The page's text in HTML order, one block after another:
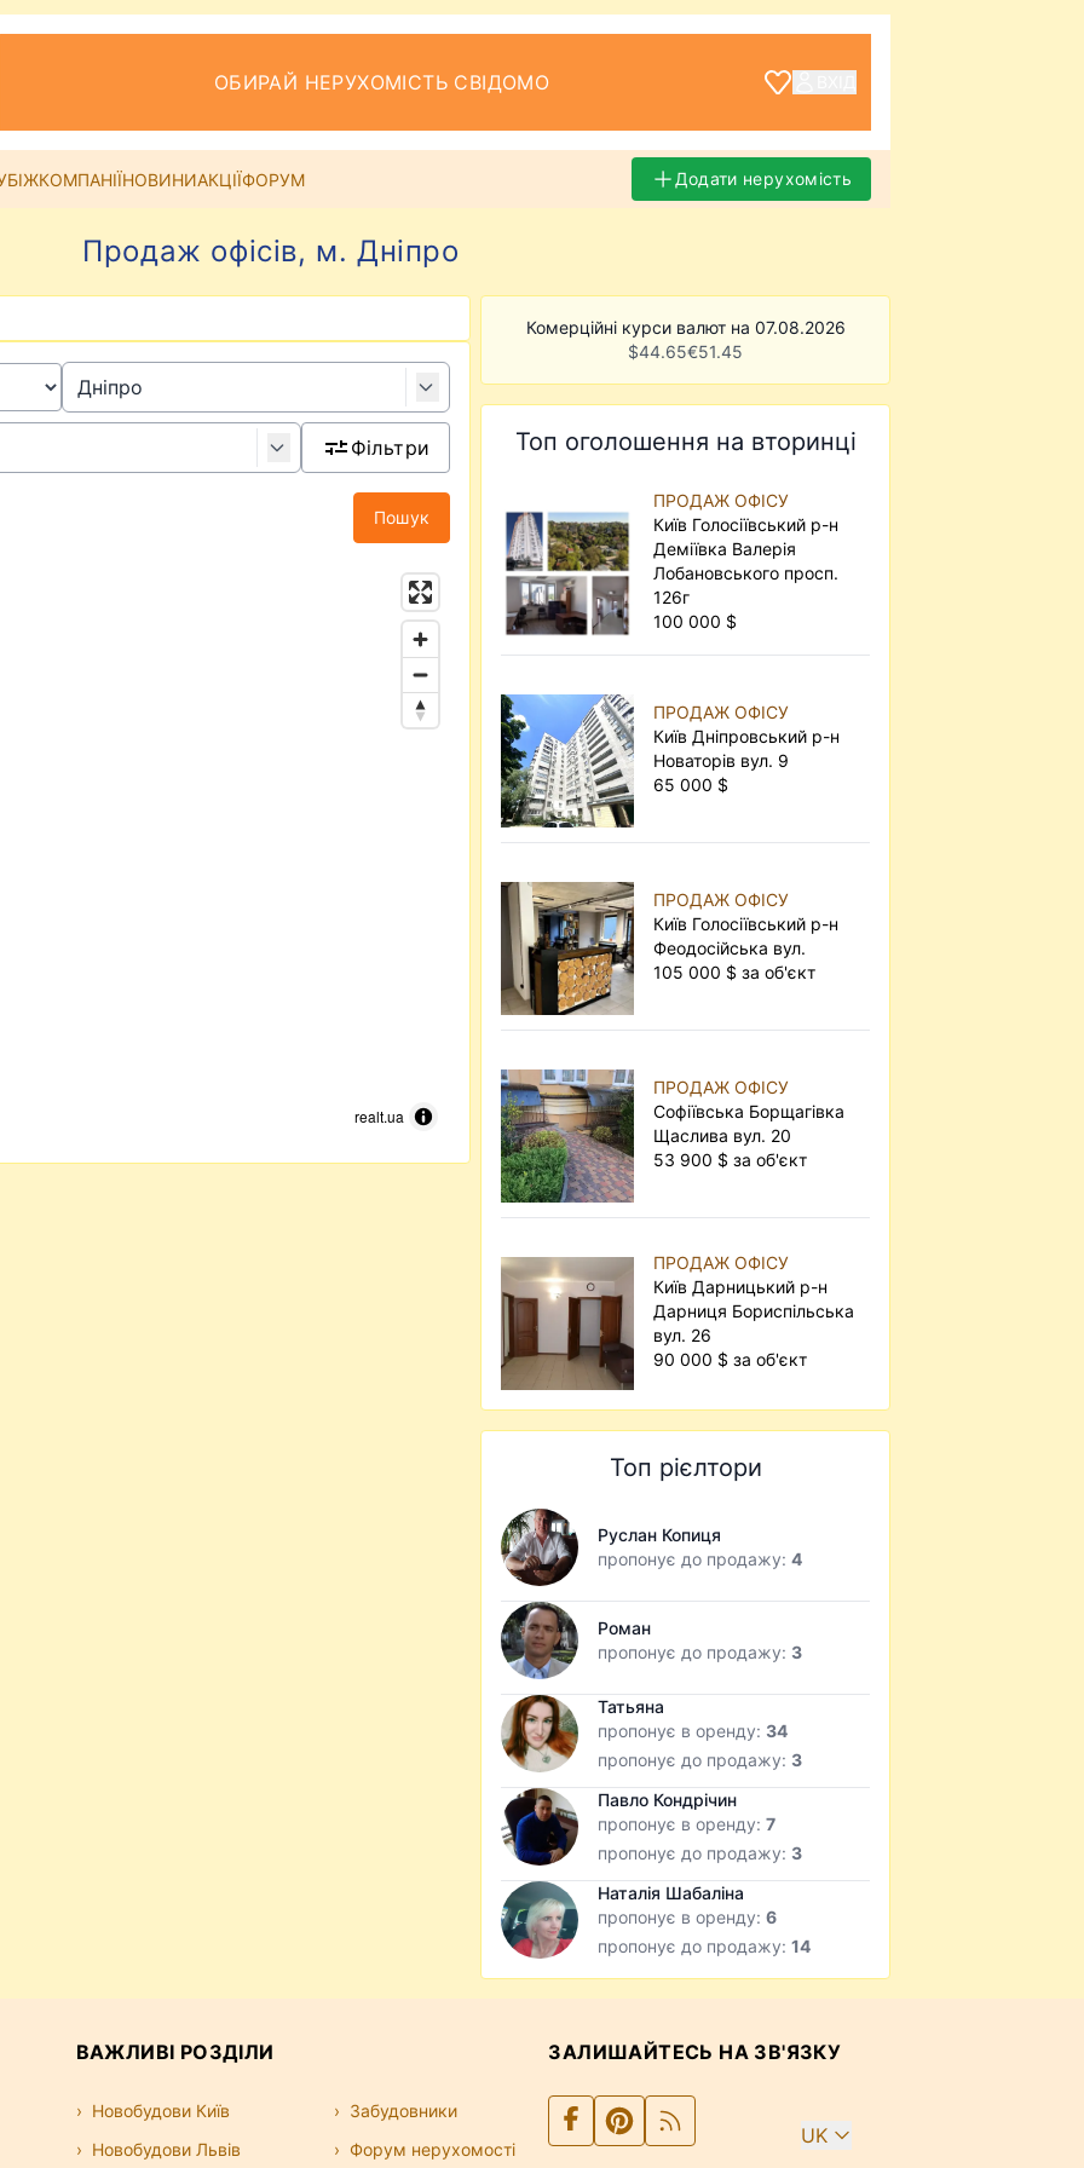
ОБИРАЙ НЕРУХОМІСТЬ СВІДОМО
КОМПАНІЇНОВИНИАКЦІЇФОРУМ Додати нерухомість
Продаж офісів, м. Дніпро
Фільтри
Пошук
realt.ua
Комерційні курси валют на 07.08.2026
$44.65€51.45
Топ оголошення на вторинці
ПРОДАЖ ОФІСУ
Київ Голосіївський р-н
Деміївка Валерія
Лобановського просп.
126г
100 000 $
ПРОДАЖ ОФІСУ
Київ Дніпровський р-н
Новаторів вул. 9
65 000 $
ПРОДАЖ ОФІСУ
Київ Голосіївський р-н
Феодосійська вул.
105 000 $ за об'єкт
ПРОДАЖ ОФІСУ
Софіївська Борщагівка
Щаслива вул. 20
53 900 $ за об'єкт
ПРОДАЖ ОФІСУ
Київ Дарницький р-н
Дарниця Бориспільська
вул. 26
90 000 $ за об'єкт
Топ рієлтори
Руслан Копиця
пропонує до продажу:4
Роман
пропонує до продажу: 3
Татьяна
пропонує в оренду: 34
пропонує до продажу: 3
Павло Кондрічин
пропонує в оренду:7
пропонує до продажу: 3
Наталія Шабаліна
пропонує в оренду:6
пропонує до продажу:14
ВАЖЛИВІ РОЗДІЛИ
Новобудови Київ
Новобудови Львів
Забудовники
Форум нерухомості
ЗАЛИШАЙТЕСЬ НА ЗВ'ЯЗКУ
UK